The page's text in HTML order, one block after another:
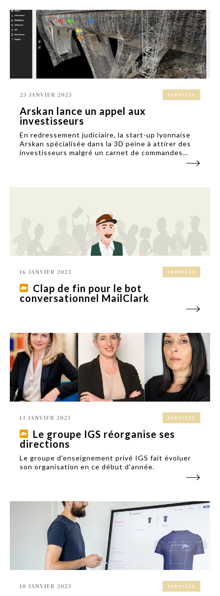
23 JANVIER 2023 SERVICES
Arskan lance un appel aux
investisseurs
En redressement judiciaire, la start-up lyonnaise
Arskan spécialisée dans la 3D peine à attirer des
investisseurs malgré un carnet de commandes
plein. Jean-Gabriel Grivé, son patron, joue la carte
16 JANVIER 2023 SERVICES
Clap de fin pour le bot
conversationnel MailClark
13 JANVIER 2023 SERVICES
Le groupe IGS réorganise ses
directions
Le groupe d'enseignement privé IGS fait évoluer
son organisation en ce début d'année.
10 JANVIER 2023 SERVICES